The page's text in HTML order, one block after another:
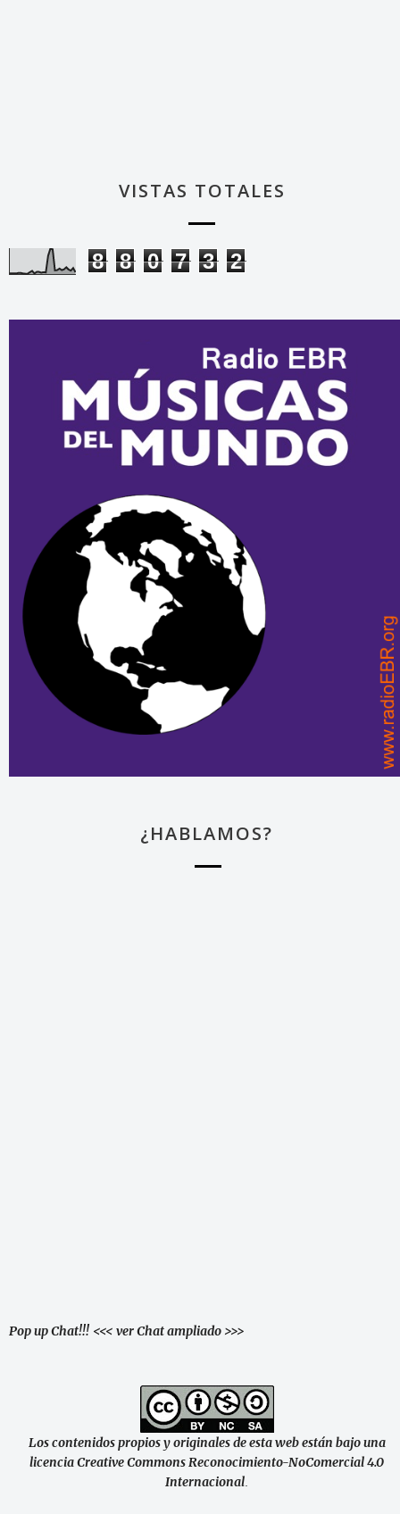
VISTAS TOTALES
8 8 0 7 3 2
¿HABLAMOS?
Pop up Chat!!! <<< ver Chat ampliado >>>
Los contenidos propios y originales de esta web están bajo una
licencia Creative Commons Reconocimiento-NoComercial 4.0
Internacional